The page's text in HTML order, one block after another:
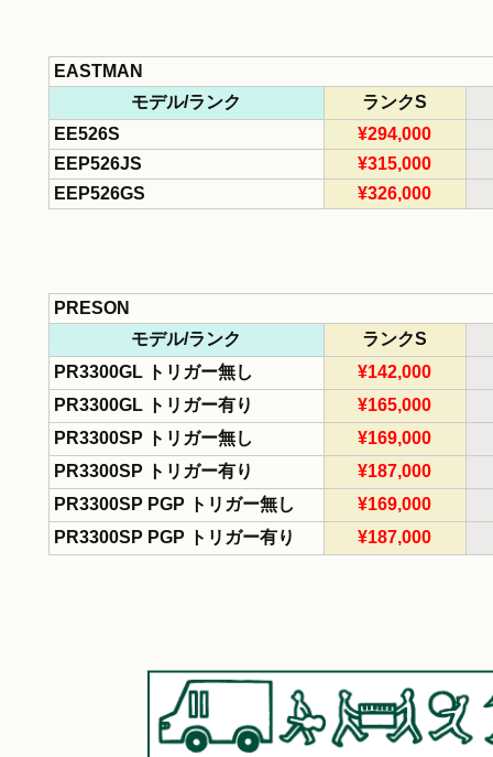
EASTMAN
モデル/ランク
ランクS
EE526S
¥294,000
EEP526JS
¥315,000
EEP526GS
¥326,000
PRESON
モデル/ランク
ランクS
PR3300GL トリガー無し
¥142,000
PR3300GL トリガー有り
¥165,000
PR3300SP トリガー無し
¥169,000
PR3300SP トリガー有り
¥187,000
PR3300SP PGP トリガー無し
¥169,000
PR3300SP PGP トリガー有り
¥187,000